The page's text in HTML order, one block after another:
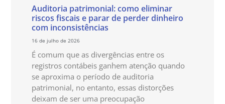
Auditoria patrimonial: como eliminar
riscos fiscais e parar de perder dinheiro
com inconsistências
16 de julho de 2026
É comum que as divergências entre os
registros contábeis ganhem atenção quando
se aproxima o período de auditoria
patrimonial, no entanto, essas distorções
deixam de ser uma preocupação